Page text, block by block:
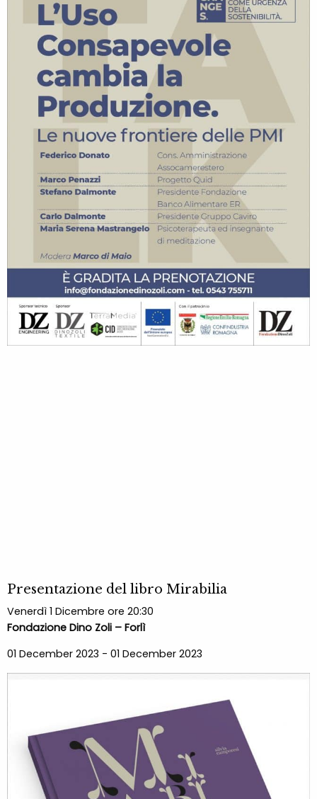
Presentazione del libro Mirabilia
Venerdì 1 Dicembre ore 20:30
Fondazione Dino Zoli – Forlì
01 December 2023 - 01 December 2023